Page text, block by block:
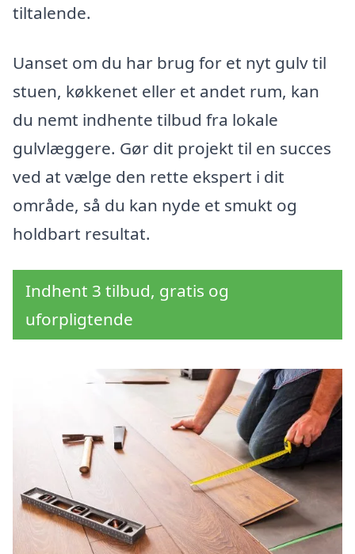
tiltalende.
Uanset om du har brug for et nyt gulv til
stuen, køkkenet eller et andet rum, kan
du nemt indhente tilbud fra lokale
gulvlæggere. Gør dit projekt til en succes
ved at vælge den rette ekspert i dit
område, så du kan nyde et smukt og
holdbart resultat.
Indhent 3 tilbud, gratis og
uforpligtende